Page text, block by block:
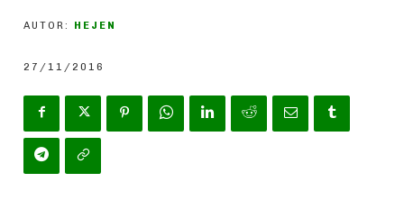
AUTOR: HEJEN
27/11/2016